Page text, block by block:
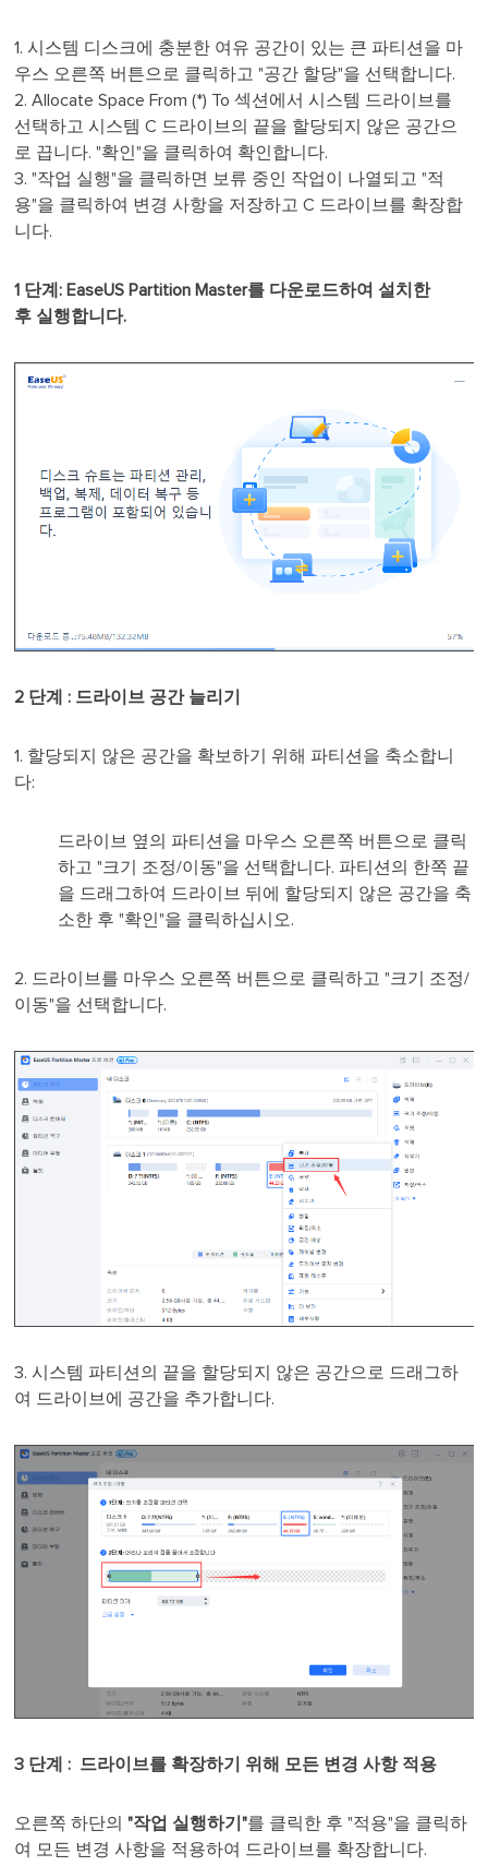
1. 시스템 디스크에 충분한 여유 공간이 있는 큰 파티션을 마
우스 오른쪽 버튼으로 클릭하고 "공간 할당"을 선택합니다.
2. Allocate Space From (*) To 섹션에서 시스템 드라이브를
선택하고 시스템 C 드라이브의 끝을 할당되지 않은 공간으
로 끕니다. "확인"을 클릭하여 확인합니다.
3. "작업 실행"을 클릭하면 보류 중인 작업이 나열되고 "적
용"을 클릭하여 변경 사항을 저장하고 C 드라이브를 확장합
니다.
1 단계: EaseUS Partition Master를 다운로드하여 설치한
후 실행합니다.
2 단계 : 드라이브 공간 늘리기
1. 할당되지 않은 공간을 확보하기 위해 파티션을 축소합니
다:
드라이브 옆의 파티션을 마우스 오른쪽 버튼으로 클릭
하고 "크기 조정/이동"을 선택합니다. 파티션의 한쪽 끝
을 드래그하여 드라이브 뒤에 할당되지 않은 공간을 축
소한 후 "확인"을 클릭하십시오.
2. 드라이브를 마우스 오른쪽 버튼으로 클릭하고 "크기 조정/
이동"을 선택합니다.
3. 시스템 파티션의 끝을 할당되지 않은 공간으로 드래그하
여 드라이브에 공간을 추가합니다.
3 단계 : 드라이브를 확장하기 위해 모든 변경 사항 적용
오른쪽 하단의 "작업 실행하기"를 클릭한 후 "적용"을 클릭하
여 모든 변경 사항을 적용하여 드라이브를 확장합니다.